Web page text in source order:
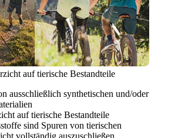
auf tierische Bestandteile
ausschließlich synthetischen und/oder
auf tierische Bestandteile
sind Spuren von tierischen